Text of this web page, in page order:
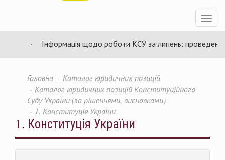
Toggle
Інформація щодо роботи КСУ за липень: проведено 94
Головна
Каталог юридичних позицій
Каталог юридичних позицій Конституційного
Суду України (за рішеннями, висновками)
1. Конституція України
1. Конституція України